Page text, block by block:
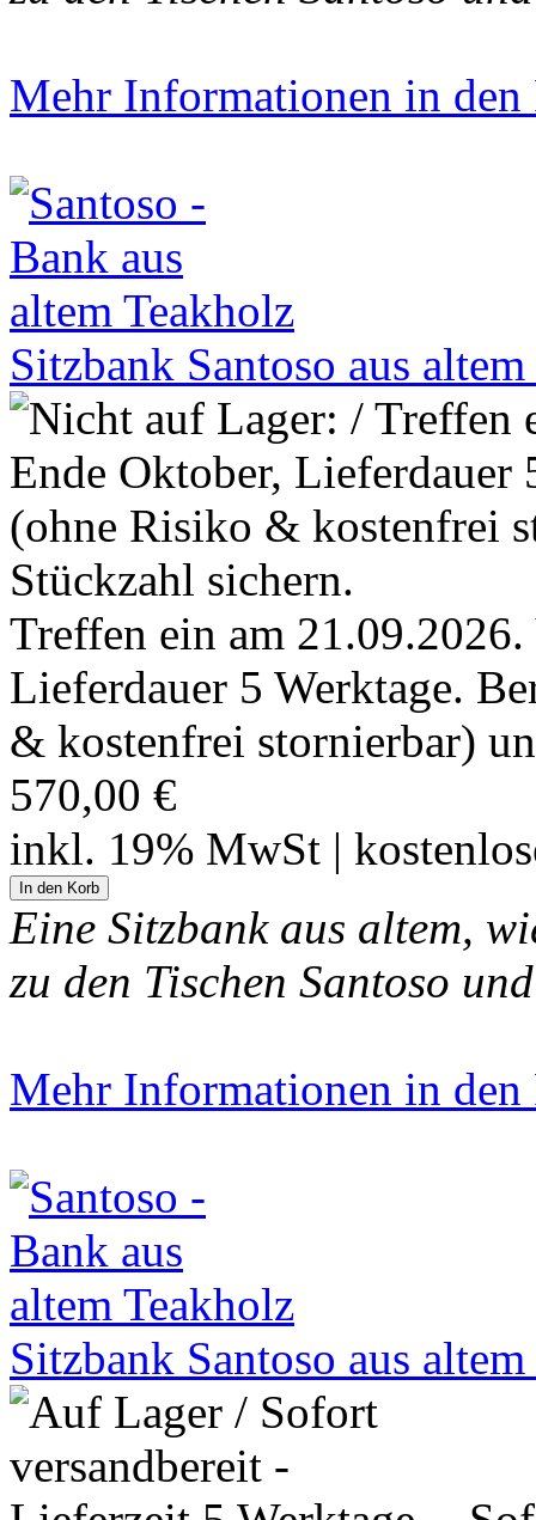
Mehr Informationen in den
Sitzbank Santoso aus
Treffen ein am
Lieferdauer 5 Werktage.
& kostenfrei stornierbar)
570,00 €
inkl. 19% MwSt |
Eine Sitzbank aus altem,
zu den Tischen Santoso
Mehr Informationen in den
Sitzbank Santoso aus